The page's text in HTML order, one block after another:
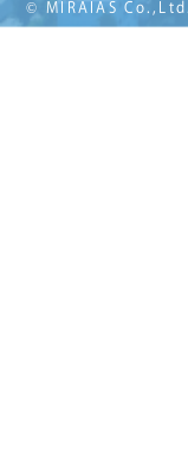
© MIRAIAS Co.,Ltd.